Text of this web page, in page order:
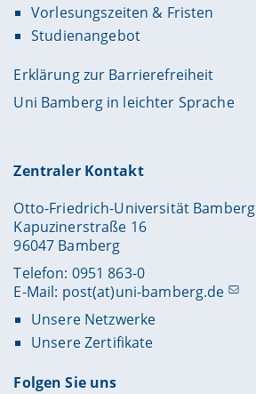
Vorlesungszeiten & Fristen
Studienangebot
Erklärung zur Barrierefreiheit
Uni Bamberg in leichter Sprache
Zentraler Kontakt
Otto-Friedrich-Universität Bamberg
Kapuzinerstraße 16
96047 Bamberg
Telefon: 0951 863-0
E-Mail: post(at)uni-bamberg.de
Unsere Netzwerke
Unsere Zertifikate
Folgen Sie uns